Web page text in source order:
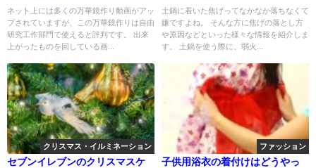
もの3選!
ネット上には多くの万華鏡作り動画がアッ
プされていますが、この万華鏡作りは自由
研究工作部門で使えると評判です。 出来
上がったものを回している画...
土鍋に着いた焦げってなかなか落ちなくて
嫌ですよね。 そんな方に焦げの落とし方
や原因などといった様々な情報を紹介しま
す。 土鍋を使う際に、弱火...
クリスマス・イルミネーション
セブンイレブンのクリスマスケ
ファッション
子供用浴衣の着付けはどうやっ